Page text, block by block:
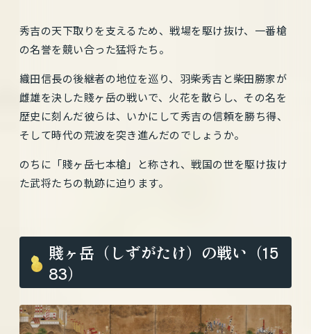
秀吉の天下取りを支えるため、戦場を駆け抜け、一番槍
の名誉を競い合った猛将たち。
織田信長の後継者の地位を巡り、羽柴秀吉と柴田勝家が
雌雄を決した賤ヶ岳の戦いで、火花を散らし、その名を
歴史に刻んだ彼らは、いかにして秀吉の信頼を勝ち得、
そして時代の荒波を突き進んだのでしょうか。
のちに「賤ヶ岳七本槍」と称され、戦国の世を駆け抜け
た武将たちの軌跡に迫ります。
賤ヶ岳（しずがたけ）の戦い（15
83）